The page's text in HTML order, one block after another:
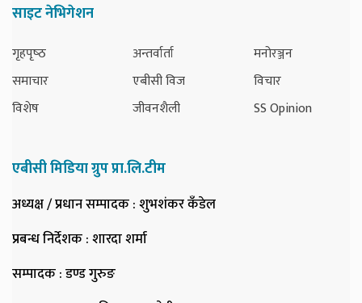
साइट नेभिगेशन
गृहपृष्‍ठ
समाचार
विशेष
अन्तर्वार्ता
एबीसी विज
जीवनशैली
मनोरञ्जन
विचार
SS Opinion
एबीसी मिडिया ग्रुप प्रा.लि.टीम
अध्यक्ष / प्रधान सम्पादक: शुभशंकर कँडेल
प्रबन्ध निर्देशक: शारदा शर्मा
सम्पादक: डण्ड गुरुङ